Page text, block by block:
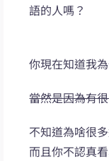
語的人嗎？
你現在知道我
當然是因為有
不知道為啥很
而且你不認真